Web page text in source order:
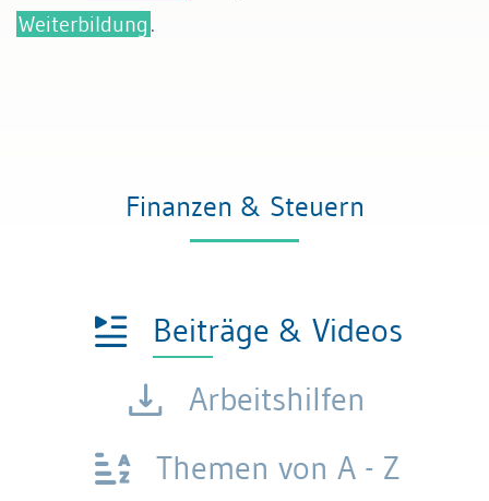
Weiterbildung .
Finanzen & Steuern
Beiträge & Videos
Arbeitshilfen
Themen von A - Z